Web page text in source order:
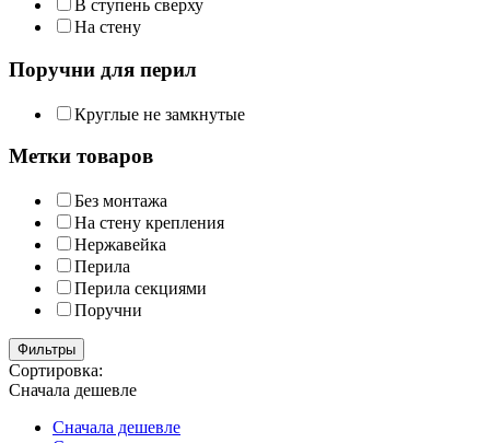
В ступень сверху
На стену
Поручни для перил
Круглые не замкнутые
Метки товаров
Без монтажа
На стену крепления
Нержавейка
Перила
Перила секциями
Поручни
Фильтры
Сортировка:
Сначала дешевле
Сначала дешевле